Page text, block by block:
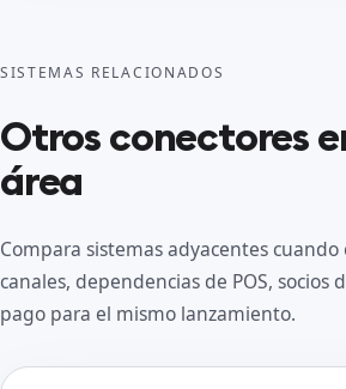
SISTEMAS RELACIONADOS
Otros conectores
área
Compara sistemas adyacentes
canales, dependencias de POS, socios
pago para el mismo lanzamiento.